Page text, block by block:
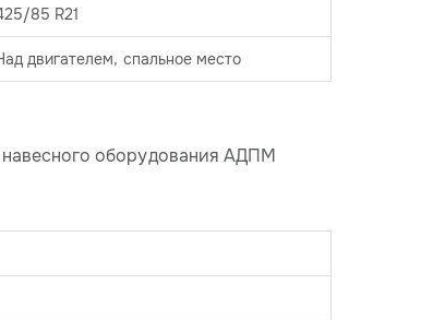
85 R21
двигателем, спальное место
навесного оборудования АДПМ